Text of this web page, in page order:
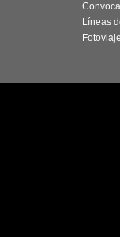
Líneas